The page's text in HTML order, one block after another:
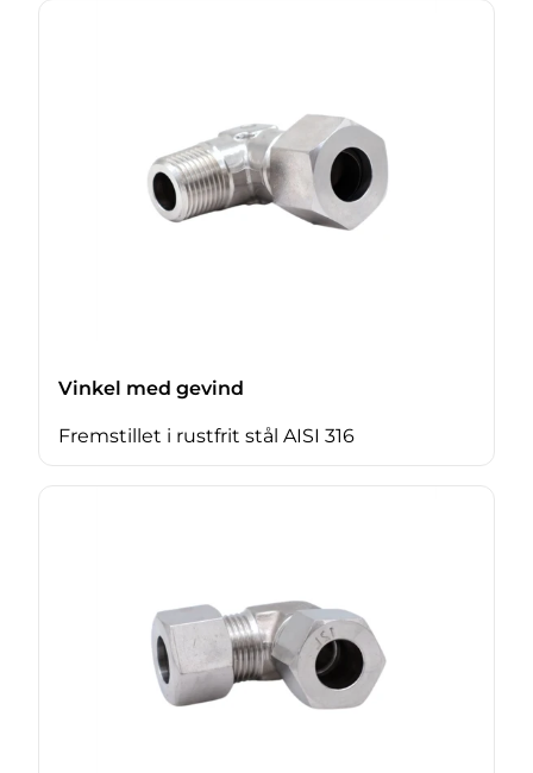
Vinkel med gevind
Fremstillet i rustfrit stål AISI 316